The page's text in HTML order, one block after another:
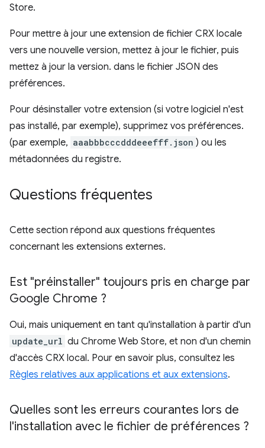
Store.
Pour mettre à jour une extension de fichier CRX locale
vers une nouvelle version, mettez à jour le fichier, puis
mettez à jour la version. dans le fichier JSON des
préférences.
Pour désinstaller votre extension (si votre logiciel n'est
pas installé, par exemple), supprimez vos préférences.
(par exemple, aaabbbcccdddeeefff.json ) ou les
métadonnées du registre.
Questions fréquentes
Cette section répond aux questions fréquentes
concernant les extensions externes.
Est "préinstaller" toujours pris en charge par
Google Chrome ?
Oui, mais uniquement en tant qu'installation à partir d'un
update_url du Chrome Web Store, et non d'un chemin
d'accès CRX local. Pour en savoir plus, consultez les
Règles relatives aux applications et aux extensions.
Quelles sont les erreurs courantes lors de
l'installation avec le fichier de préférences ?